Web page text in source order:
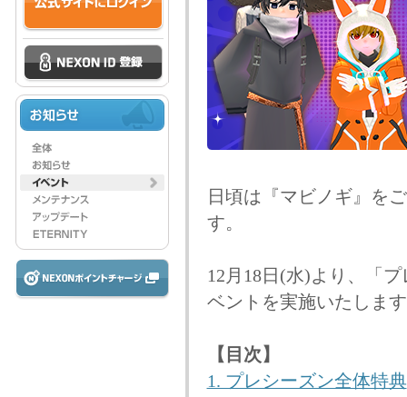
日頃は『マビノギ』を
す。
12月18日(水)より、「
ベントを実施いたしま
【目次】
1. プレシーズン全体特典